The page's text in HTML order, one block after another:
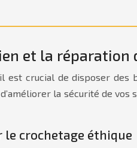
et la réparation
est crucial de disposer
la sécurité de
le crochetage éthique